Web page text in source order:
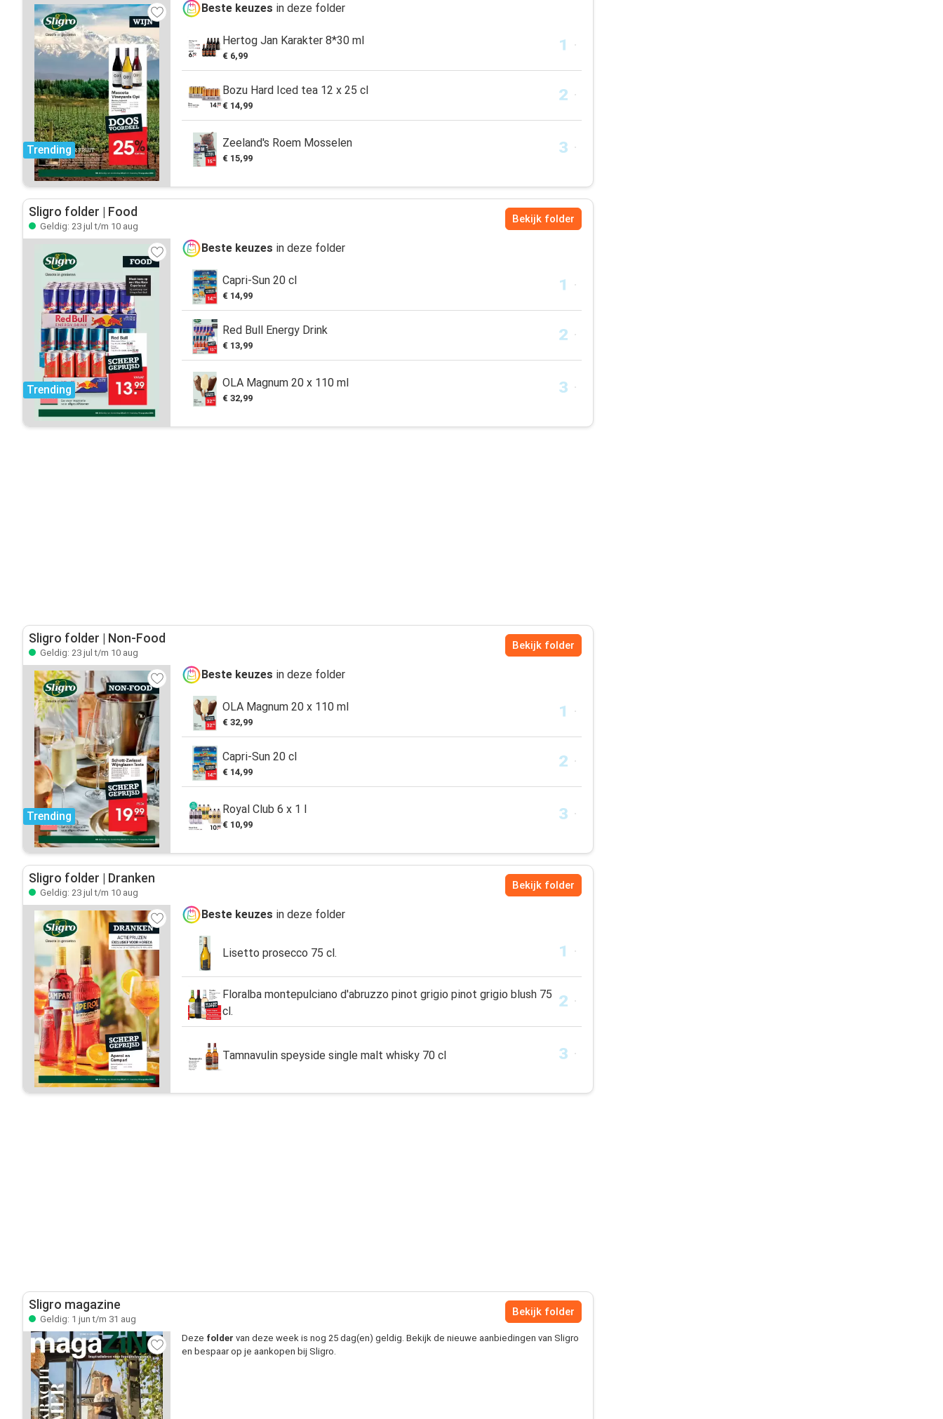
Trending
Beste keuzes in deze folder
Hertog Jan Karakter 8*30 ml
€ 6,99
Bozu Hard Iced tea 12 x 25 cl
€ 14,99
Zeeland's Roem Mosselen
€ 15,99
Sligro folder | Food
Geldig: 23 jul t/m 10 aug
Bekijk folder
Trending
Beste keuzes in deze folder
Capri-Sun 20 cl
€ 14,99
Red Bull Energy Drink
€ 13,99
OLA Magnum 20 x 110 ml
€ 32,99
Sligro folder | Non-Food
Geldig: 23 jul t/m 10 aug
Bekijk folder
Trending
Beste keuzes in deze folder
OLA Magnum 20 x 110 ml
€ 32,99
Capri-Sun 20 cl
€ 14,99
Royal Club 6 x 1 l
€ 10,99
Sligro folder | Dranken
Geldig: 23 jul t/m 10 aug
Bekijk folder
Beste keuzes in deze folder
Lisetto prosecco 75 cl.
Floralba montepulciano d'abruzzo pinot grigio pinot grigio blush 75
cl.
Tamnavulin speyside single malt whisky 70 cl
Sligro magazine
Geldig: 1 jun t/m 31 aug
Bekijk folder
Deze folder van deze week is nog 25 dag(en) geldig. Bekijk de nieuwe aanbiedingen van Sligro
en bespaar op je aankopen bij Sligro.